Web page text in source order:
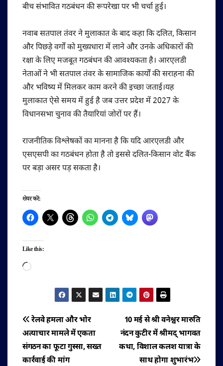
बीच संभावित गठबंधन की रूपरेखा पर भी चर्चा हुई।
नवाब सतपाल तंवर ने मुलाकात के बाद कहा कि दलित, किसान
और पिछड़े वर्गों को मुख्यधारा में लाने और उनके अधिकारों की
रक्षा के लिए मजबूत गठबंधन की आवश्यकता है। आरएलडी
नेताओं ने भी सतपाल तंवर के सामाजिक कार्यों की सराहना की
और भविष्य में मिलकर काम करने की इच्छा जताई।यह
मुलाकात ऐसे समय में हुई है जब उत्तर प्रदेश में 2027 के
विधानसभा चुनाव की तैयारियां जोरों पर हैं।
राजनीतिक विश्लेषकों का मानना है कि यदि आरएलडी और
एसएसपी का गठबंधन होता है तो इससे दलित-किसान वोट बैंक
पर बड़ा असर पड़ सकता है।
शेयर करें:
Like this:
Loading…
पोस्ट
नेविगेशन
10 मई से श्री वनेश्वर मारुति
नंदन कुटीर में श्रीमद् भागवत
कथा, विशाल कलश यात्रा के
साथ होगा शुभारंभ
रेलवे हमला और भोर
अत्याचार मामले में एकता
संगठन का फूटा गुस्सा, सख्त
कार्रवाई की मांग